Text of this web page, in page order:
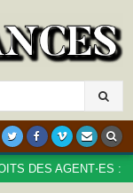
: TROP, C’EST